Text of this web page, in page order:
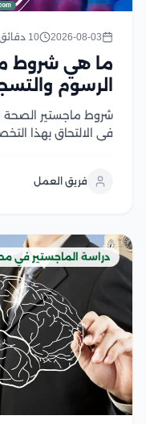
2026-08-03 10 دقائق قراءة
ما هي شروط
الرسوم
شروط ماجستير الصحة
في الالتحاق بهذا
البرنامج المناسب
فريق العمل
دراسة الماجستير في